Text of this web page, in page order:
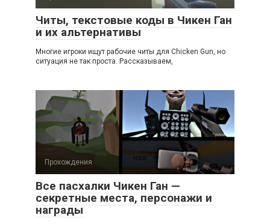
Читы, текстовые коды в Чикен Ган
и их альтернативы
Многие игроки ищут рабочие читы для Chicken Gun, но
ситуация не так проста. Рассказываем,
Прохождения
Все пасхалки Чикен Ган —
секретные места, персонажи и
награды